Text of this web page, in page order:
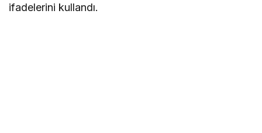
ifadelerini kullandı.